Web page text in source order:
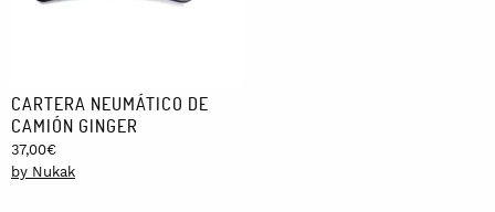
CARTERA NEUMÁTICO DE
CAMIÓN GINGER
37,00€
by Nukak